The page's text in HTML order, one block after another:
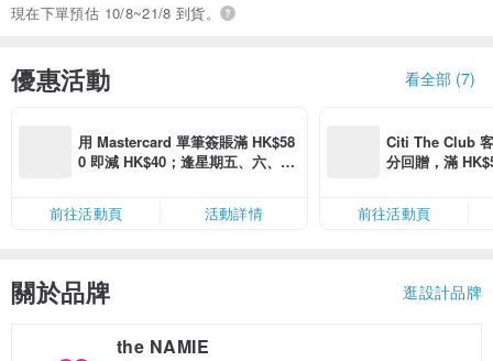
現在下單預估 10/8~21/8 到貨。
優惠活動 看全部 (7)
用 Mastercard 單筆簽賬滿 HK$58
0 即減 HK$40；逢星期五、六、日
卡」結帳）
前往活動頁 活動詳情
Citi The Club
分回贈，滿
前往活動頁
關於品牌 逛設計品牌
the NAMIE